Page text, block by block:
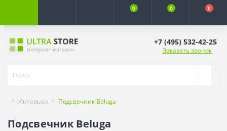
0 0 0
+7 (495) 532-42-25
Заказать звонок
Интерьер Подсвечник Beluga
Подсвечник Beluga